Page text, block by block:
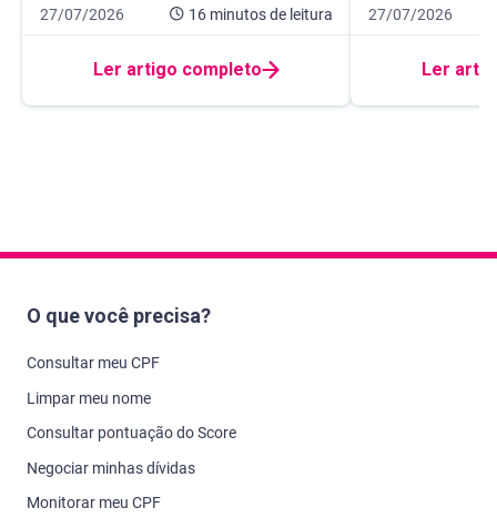
Data de publicação 27 de julho de 2026
27/07/2026 16 minutosde leitura
16 minutos de leitura
Ler artigo completo
Data de
27/07/2026
10 minutos de
Ler
O que você precisa?
Consultar meu CPF
Limpar meu nome
Consultar pontuação do Score
Negociar minhas dívidas
Monitorar meu CPF